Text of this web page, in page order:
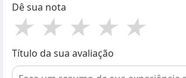
Dê sua nota
★ ★ ★ ★ ★
Título da sua avaliação